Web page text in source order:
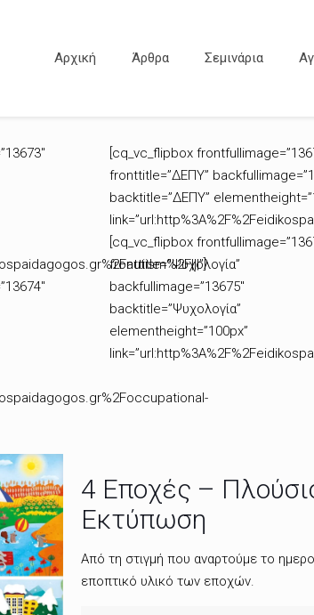
Αρχική Άρθρα Σεμινάρια
[cq_vc_flipbox
fronttitle=”ΔΕΠΥ”
backtitle=”ΔΕΠΥ”
[cq_vc_flipbox
fronttitle=”Ψυχολογία”
backfullimage=”13675″
backtitle=”Ψυχολογία”
elementheight=”100px”
4 Εποχές –
Εκτύπωση
Από τη στιγμή που αναρτούμε το
εποπτικό υλικό των εποχών.